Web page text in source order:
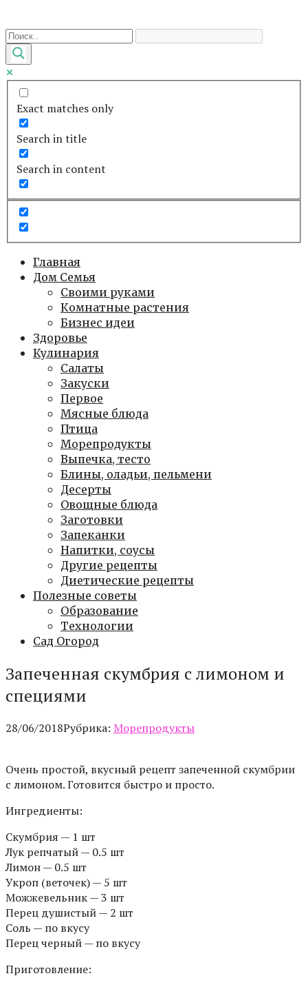
к
контенту
Exact matches only
Search in title
Search in content
Главная
Дом Семья
Своими руками
Комнатные растения
Бизнес идеи
Здоровье
Кулинария
Салаты
Закуски
Первое
Мясные блюда
Птица
Морепродукты
Выпечка, тесто
Блины, оладьи, пельмени
Десерты
Овощные блюда
Заготовки
Запеканки
Напитки, соусы
Другие рецепты
Диетические рецепты
Полезные советы
Образование
Технологии
Сад Огород
Запеченная скумбрия с лимоном и
специями
28/06/2018Рубрика: Морепродукты
Очень простой, вкусный рецепт запеченной скумбрии
с лимоном. Готовится быстро и просто.
Ингредиенты:
Скумбрия — 1 шт
Лук репчатый — 0.5 шт
Лимон — 0.5 шт
Укроп (веточек) — 5 шт
Можжевельник — 3 шт
Перец душистый — 2 шт
Соль — по вкусу
Перец черный — по вкусу
Приготовление: